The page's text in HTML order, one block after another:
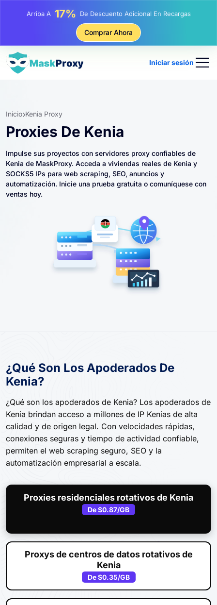
Arriba A 25% Descuento En Compras Estáticas IP
81% Descuento En Compras Rotativas IP
Comprar Ahora
Iniciar sesión
Inicio Kenia Proxy
Proxies De Kenia
Impulse sus proyectos con servidores proxy confiables de
Kenia de MaskProxy. Acceda a viviendas reales de Kenia y
SOCKS5 IPs para web scraping, SEO, anuncios y
automatización. Inicie una prueba gratuita o comuníquese con
ventas hoy.
¿Qué Son Los Apoderados De
Kenia?
¿Qué son los apoderados de Kenia? Los apoderados de
Kenia brindan acceso a millones de IP Kenias de alta
calidad y de origen legal. Con velocidades rápidas,
conexiones seguras y tiempo de actividad confiable,
permiten el web scraping seguro, SEO y la
automatización empresarial a escala.
Proxies residenciales rotativos de Kenia
De$0.87/GB
Proxys de centros de datos rotativos de
Kenia
De$0.35/GB